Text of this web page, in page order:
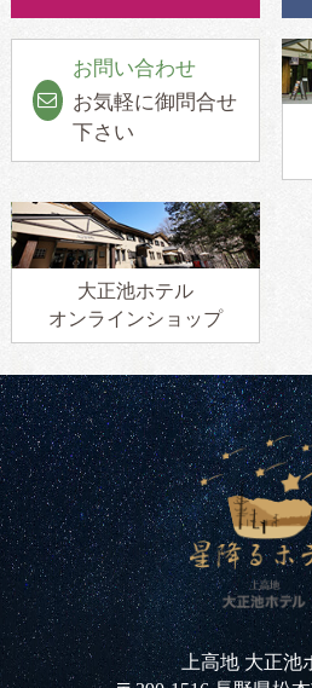
お問い合わせ
お気軽に御問合せ
下さい
大正池ホテル
オンラインショップ
上高地 大正池